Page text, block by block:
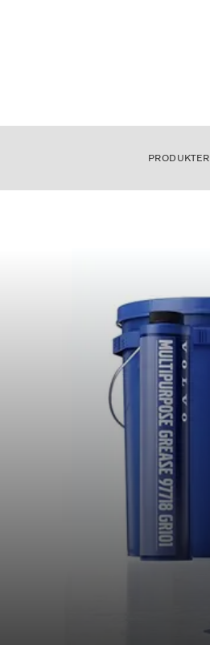
PRODUKTER